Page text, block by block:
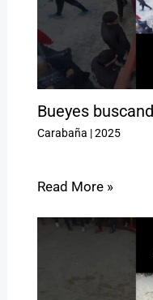
Bueyes
Carabaña |2025
Read More »